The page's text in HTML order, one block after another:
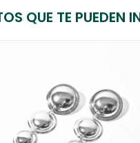
QUE TE PUEDEN